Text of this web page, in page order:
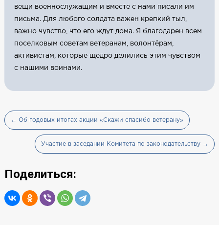
вещи военнослужащим и вместе с нами писали им
письма. Для любого солдата важен крепкий тыл,
важно чувство, что его ждут дома. Я благодарен всем
поселковым советам ветеранам, волонтёрам,
активистам, которые щедро делились этим чувством
с нашими воинами.
← Об годовых итогах акции «Скажи спасибо ветерану»
Участие в заседании Комитета по законодательству →
Поделиться: